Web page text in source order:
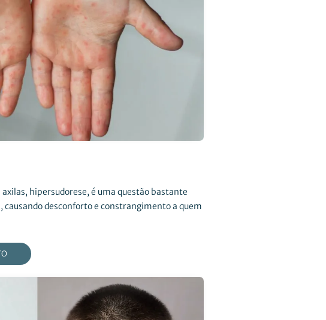
axilas, hipersudorese, é uma questão bastante
desconforto e constrangimento a quem